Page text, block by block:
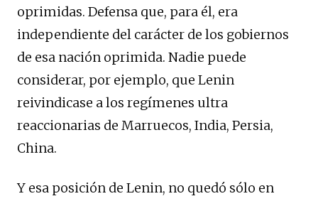
oprimidas. Defensa que, para él, era
independiente del carácter de los gobiernos
de esa nación oprimida. Nadie puede
considerar, por ejemplo, que Lenin
reivindicase a los regímenes ultra
reaccionarias de Marruecos, India, Persia,
China.
Y esa posición de Lenin, no quedó sólo en